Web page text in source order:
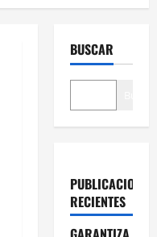
BUSCAR
PUBLICACIONES
RECIENTES